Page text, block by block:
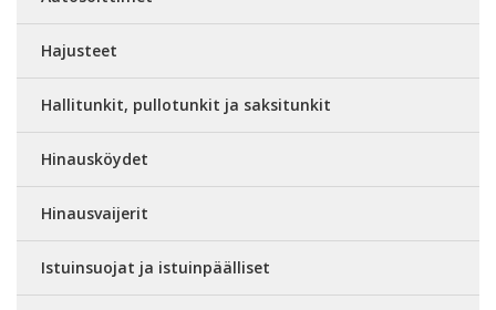
Hajusteet
Hallitunkit, pullotunkit ja saksitunkit
Hinausköydet
Hinausvaijerit
Istuinsuojat ja istuinpäälliset